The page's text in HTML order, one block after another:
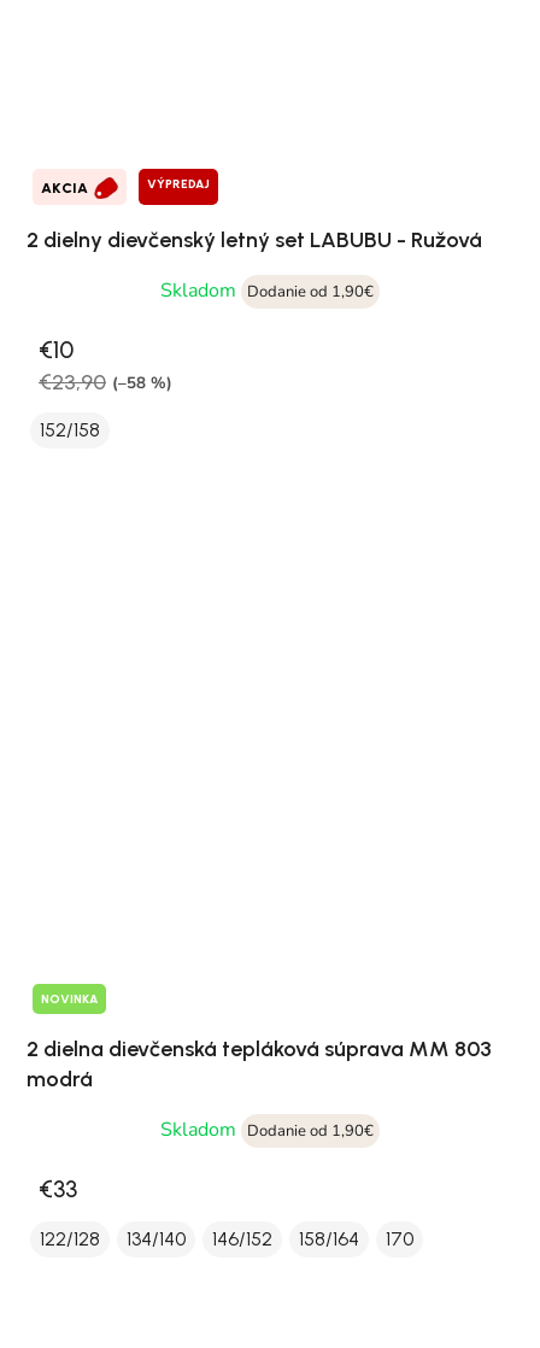
AKCIA VÝPREDAJ
2 dielny dievčenský letný set LABUBU - Ružová
Skladom
Dodanie od 1,90€
€10
€23,90 (–58 %)
152/158
NOVINKA
2 dielna dievčenská tepláková súprava MM 803
modrá
Skladom
Dodanie od 1,90€
€33
122/128 134/140 146/152 158/164 170